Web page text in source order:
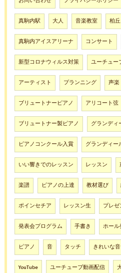
真駒内駅 大人 音楽教室 柏丘
真駒内アイスアリーナ コンサート
新型コロナウィルス対策 ユーチュー
アーティスト プランニング 声楽
ブリュートナーピアノ アリコート弦
ブリュートナー製ピアノ グランディ
ピアノコンクール入賞 グランディー
いい響きでのレッスン レッスン
楽譜 ピアノの上達 教材選び
ポインセチア レッスン生 プレゼ
発表会プログラム 手書き ホー
ピアノ 音 タッチ きれいな音
YouTube ユーチューブ動画配信